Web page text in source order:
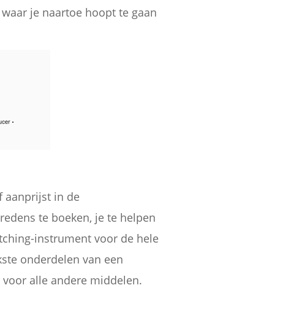
je naartoe hoopt te gaan
aanprijst in de
te boeken, je te helpen
instrument voor de hele
onderdelen van een
alle andere middelen.